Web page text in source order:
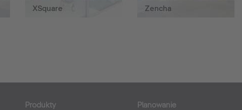
XSquare Zencha
Produkty
Planowanie